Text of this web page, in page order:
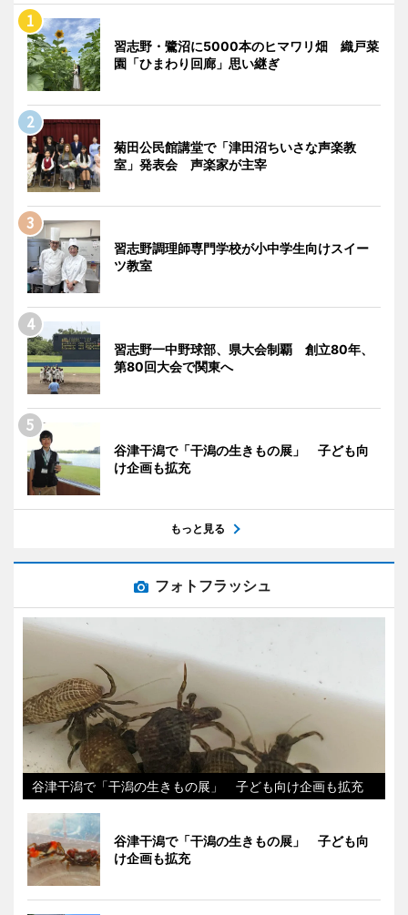
習志野・鷺沼に5000本のヒマワリ畑 織戸菜
園「ひまわり回廊」思い継ぎ
菊田公民館講堂で「津田沼ちいさな声楽教
室」発表会 声楽家が主宰
習志野調理師専門学校が小中学生向けスイー
ツ教室
習志野一中野球部、県大会制覇 創立80年、
第80回大会で関東へ
谷津干潟で「干潟の生きもの展」 子ども向
け企画も拡充
もっと見る
フォトフラッシュ
谷津干潟で「干潟の生きもの展」 子ども向け企画も拡充
谷津干潟で「干潟の生きもの展」 子ども向
け企画も拡充